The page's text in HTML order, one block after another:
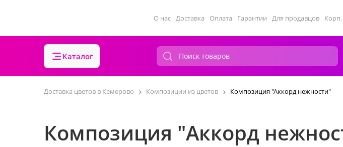
О нас Доставка Оплата Гарантии Для продавцов
Каталог
Доставка цветов в Кемерово Композиции из цветов Композиция "Аккорд нежности"
Композиция "Аккорд